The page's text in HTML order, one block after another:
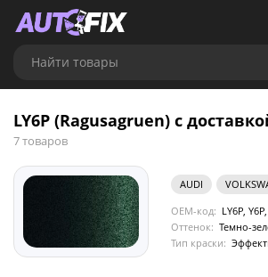
Найти товары
LY6P (Ragusagruen) с
7 товаров
AUDI
OEM-код: LY6P,
Оттенок: Темно-
Тип краски: